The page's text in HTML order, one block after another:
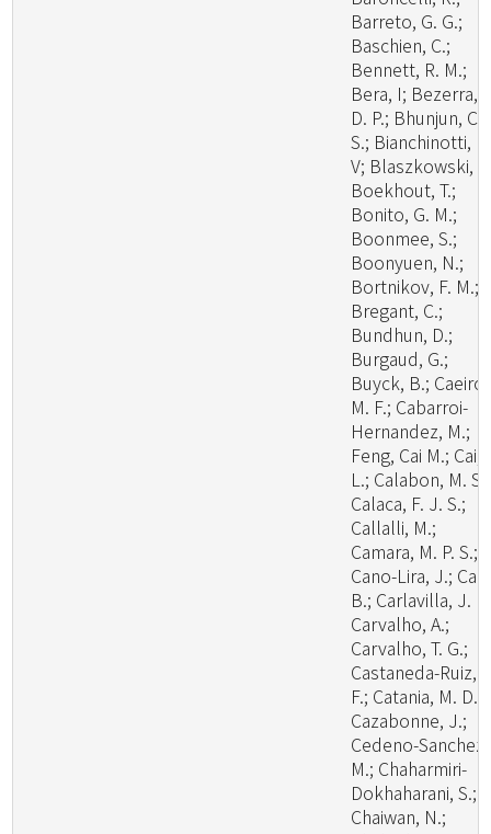
Barreto, G. G.;
Baschien, C.;
Bennett, R. M.;
Bera, I; Bezerra,
D. P.; Bhunjun, C.
S.; Bianchinotti,
V; Blaszkowski,
Boekhout, T.;
Bonito, G. M.;
Boonmee, S.;
Boonyuen, N.;
Bortnikov, F. M.;
Bregant, C.;
Bundhun, D.;
Burgaud, G.;
Buyck, B.; Caeiro,
M. F.; Cabarroi-
Hernandez, M.;
Feng, Cai M.; Cai,
L.; Calabon, M. S.;
Calaca, F. J. S.;
Callalli, M.;
Camara, M. P. S.;
Cano-Lira, J.;
B.; Carlavilla, J.
Carvalho, A.;
Carvalho, T. G.;
Castaneda-Ruiz,
F.; Catania, M. D.,
Cazabonne, J.;
Cedeno-Sanchez,
M.; Chaharmiri-
Dokhaharani, S.;
Chaiwan, N.;